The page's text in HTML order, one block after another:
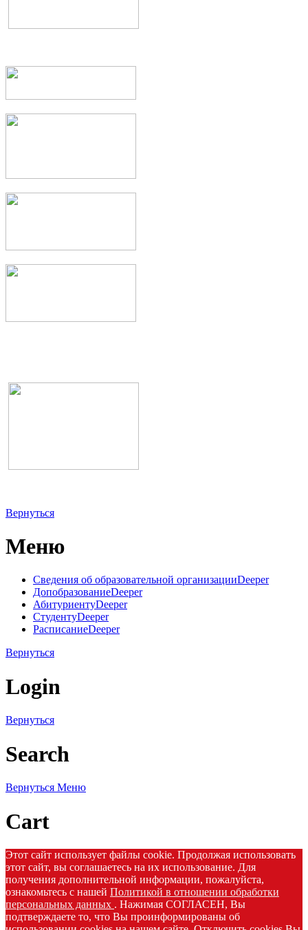
Вернуться
Меню
Сведения об образовательной организацииDeeper
ДопобразованиеDeeper
АбитуриентуDeeper
СтудентуDeeper
РасписаниеDeeper
Вернуться
Login
Вернуться
Search
Вернуться Меню
Cart
Этот сайт использует файлы cookie. Продолжая использовать
этот сайт, вы соглашаетесь на их использование. Для
получения дополнительной информации, пожалуйста,
ознакомьтесь с нашей Политикой в отношении обработки
персональных данных . Нажимая СОГЛАСЕН, Вы
подтверждаете то, что Вы проинформированы об